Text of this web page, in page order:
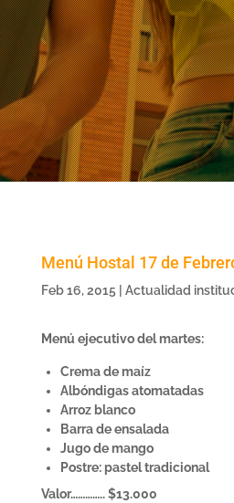
Menú Hostal 17 de
Feb 16, 2015| Actualidad
Menú ejecutivo del martes:
Crema de maíz
Albóndigas atomatadas
Arroz blanco
Barra de ensalada
Jugo de mango
Postre: pastel tradicional
Valor………….. $13.000